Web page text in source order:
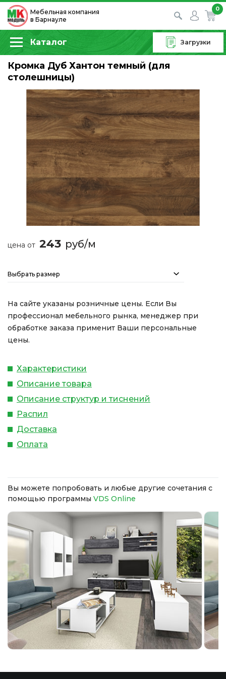
Мебельная компания
в Барнауле
0
Каталог Загрузки
Кромка Дуб Хантон темный (для
столешницы)
цена от 243 руб/м
Выбрать размер
На сайте указаны розничные цены. Если Вы
профессионал мебельного рынка, менеджер при
обработке заказа применит Ваши персональные
цены.
Характеристики
Описание товара
Описание структур и тиснений
Распил
Доставка
Оплата
Вы можете попробовать и любые другие сочетания с
помощью программы VDS Online